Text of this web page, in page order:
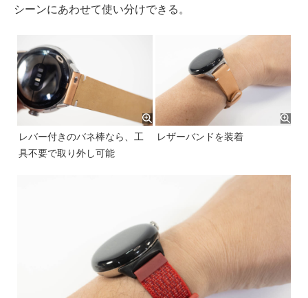
シーンにあわせて使い分けできる。
レバー付きのバネ棒なら、工
具不要で取り外し可能
レザーバンドを装着